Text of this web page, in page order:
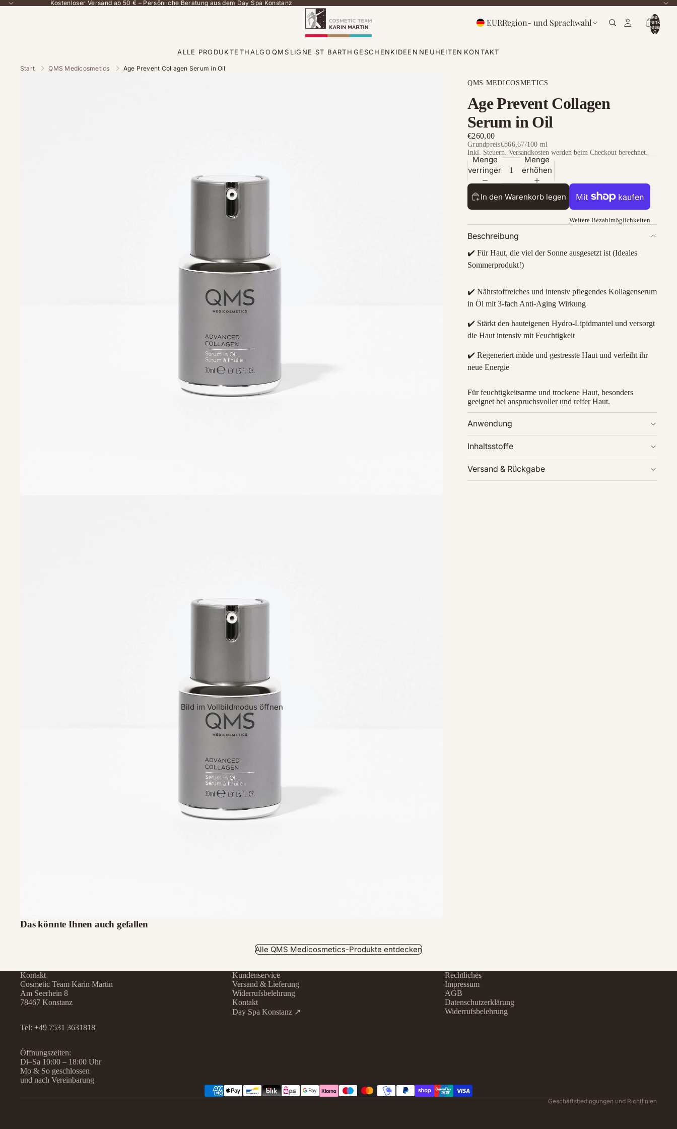
Kostenloser Versand ab 50 € – Persönliche Beratung aus dem Day Spa Konstanz
EURRegion- und Sprachwahl
Artikel im
Warenkorb
insgesamt:
0
ALLE PRODUKTE THALGOQMS LIGNE ST BARTH GESCHENKIDEEN NEUHEITEN KONTAKT
Start QMS Medicosmetics Age Prevent Collagen Serum in Oil
Bild im Vollbildmodus öffnen
QMS MEDICOSMETICS
Age Prevent Collagen
Serum in Oil
€260,00
Grundpreis€866,67/100 ml
Inkl. Steuern. Versandkosten werden beim Checkout berechnet.
Menge
verringern
Menge
erhöhen
In den Warenkorb legen
Weitere Bezahlmöglichkeiten
Beschreibung
✔️ Für Haut, die viel der Sonne ausgesetzt ist (Ideales
Sommerprodukt!)
✔️ Nährstoffreiches und intensiv pflegendes Kollagenserum
in Öl mit 3-fach Anti-Aging Wirkung
✔️ Stärkt den hauteigenen Hydro-Lipidmantel und versorgt
die Haut intensiv mit Feuchtigkeit
✔️ Regeneriert müde und gestresste Haut und verleiht ihr
neue Energie
Für feuchtigkeitsarme und trockene Haut, besonders
geeignet bei anspruchsvoller und reifer Haut.
Anwendung
Inhaltsstoffe
Versand & Rückgabe
Das könnte Ihnen auch gefallen
Alle QMS Medicosmetics-Produkte entdecken
Kontakt
Cosmetic Team Karin Martin
Am Seerhein 8
78467 Konstanz
Tel: +49 7531 3631818
Öffnungszeiten:
Di–Sa 10:00 – 18:00 Uhr
Mo & So geschlossen
und nach Vereinbarung
Kundenservice
Versand & Lieferung
Widerrufsbelehrung
Kontakt
Day Spa Konstanz ↗
Rechtliches
Impressum
AGB
Datenschutzerklärung
Widerrufsbelehrung
Geschäftsbedingungen und Richtlinien